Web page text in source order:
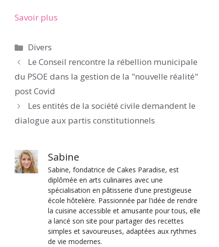
Savoir plus
Catégories
Divers
Le Conseil rencontre la rébellion municipale
du PSOE dans la gestion de la "nouvelle réalité"
post Covid
Les entités de la société civile demandent le
dialogue aux partis constitutionnels
Sabine
Sabine, fondatrice de Cakes Paradise, est
diplômée en arts culinaires avec une
spécialisation en pâtisserie d'une prestigieuse
école hôtelière. Passionnée par l'idée de rendre
la cuisine accessible et amusante pour tous, elle
a lancé son site pour partager des recettes
simples et savoureuses, adaptées aux rythmes
de vie modernes.